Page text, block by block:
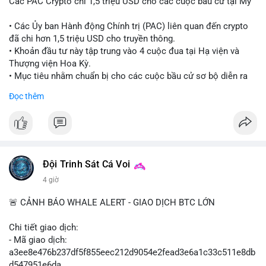
• Các Ủy ban Hành động Chính trị (PAC) liên quan đến crypto
đã chi hơn 1,5 triệu USD cho truyền thông.
• Khoản đầu tư này tập trung vào 4 cuộc đua tại Hạ viện và
Thượng viện Hoa Kỳ.
• Mục tiêu nhằm chuẩn bị cho các cuộc bầu cử sơ bộ diễn ra
#vlikevn #titanbot
Đọc thêm
Đội Trinh Sát Cá Voi
4 giờ
🚨 CẢNH BÁO WHALE ALERT - GIAO DỊCH BTC LỚN
Chi tiết giao dịch:
- Mã giao dịch:
a3ee8e476b237df5f855eec212d9054e2fead3e6a1c33c511e8db